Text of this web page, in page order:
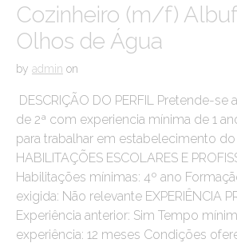
Cozinheiro (m/f)
Olhos de Água
by admin on
DESCRIÇÃO DO PERFIL Pretende-
de 2ª com experiencia mínima de 1
para trabalhar em estabelecimento
HABILITAÇÕES ESCOLARES E
Habilitações mínimas: 4º ano
exigida: Não relevante EXPERIÊNCIA
Experiência anterior: Sim Tempo
experiência: 12 meses Condições